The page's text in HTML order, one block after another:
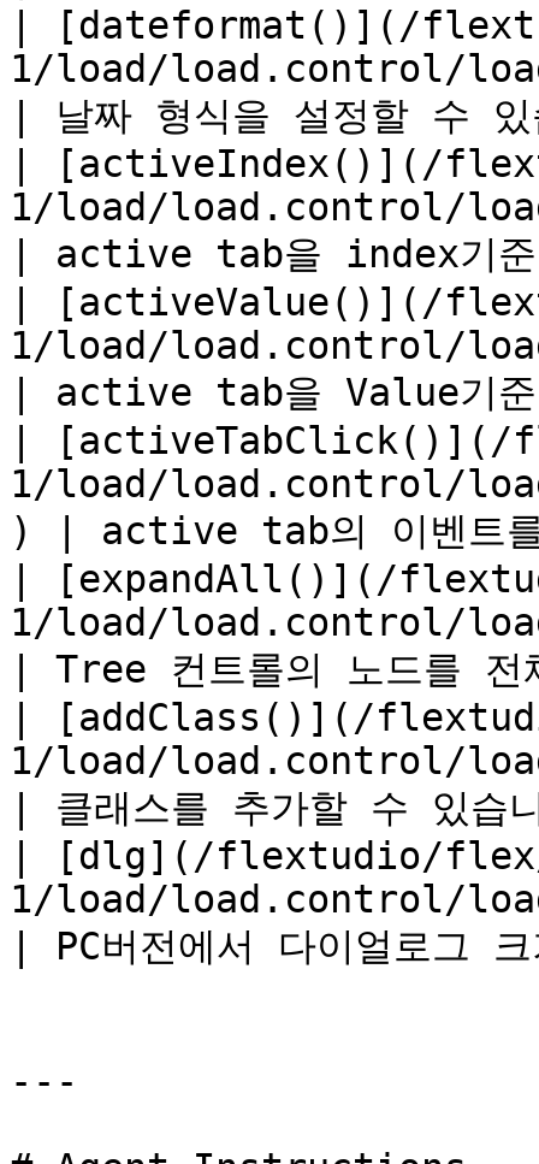
| [dateformat()](/
1/load/load.control/
| 날짜 형식을 설정할
| [activeIndex()](/
1/load/load.control/
| active tab을 index기준
| [activeValue()](/
1/load/load.control/
| active tab을 Value기
| [activeTabClick()](/
1/load/load.control/
) | active tab의 이벤트
| [expandAll()](/
1/load/load.control/
| Tree 컨트롤의 노드를
| [addClass()](/
1/load/load.control/
| 클래스를 추가할 수
| [dlg](/flextudio/flex/
1/load/load.control/
| PC버전에서 다이얼로
---